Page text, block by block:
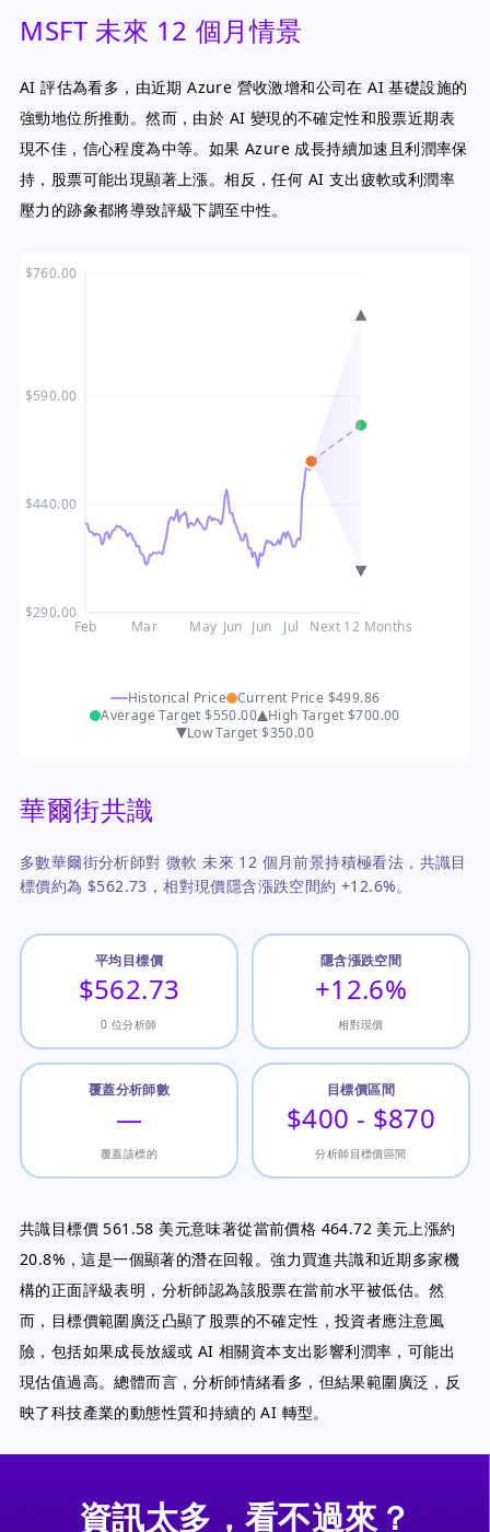
MSFT 未來 12 個月情景
AI 評估為看多，由近期 Azure 營收激增和公司在 AI 基礎設施的
強勁地位所推動。然而，由於 AI 變現的不確定性和股票近期表
現不佳，信心程度為中等。如果 Azure 成長持續加速且利潤率保
持，股票可能出現顯著上漲。相反，任何 AI 支出疲軟或利潤率
壓力的跡象都將導致評級下調至中性。
$290.00
$440.00
$590.00
$760.00
Feb Mar May Jun Jun Jul Next 12 Months
Historical Price Current Price $499.86
Average Target$550.00 High Target $700.00
Low Target$350.00
華爾街共識
多數華爾街分析師對 微軟 未來 12 個月前景持積極看法，共識目
標價約為 $562.73，相對現價隱含漲跌空間約 +12.6%。
平均目標價
$562.73
0 位分析師
隱含漲跌空間
+12.6%
相對現價
覆蓋分析師數
—
覆蓋該標的
目標價區間
$400 - $870
分析師目標價區間
共識目標價 561.58 美元意味著從當前價格 464.72 美元上漲約
20.8%，這是一個顯著的潛在回報。強力買進共識和近期多家機
構的正面評級表明，分析師認為該股票在當前水平被低估。然
而，目標價範圍廣泛凸顯了股票的不確定性，投資者應注意風
險，包括如果成長放緩或 AI 相關資本支出影響利潤率，可能出
現估值過高。總體而言，分析師情緒看多，但結果範圍廣泛，反
映了科技產業的動態性質和持續的 AI 轉型。
資訊太多，看不過來？